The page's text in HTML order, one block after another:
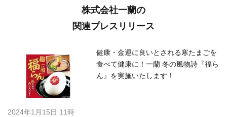
株式会社一蘭の
関連プレスリリース
健康・金運に良いとされる寒たまごを
食べて健康に！一蘭 冬の風物詩『福ら
ん』を実施いたします！
2024年1月15日 11時